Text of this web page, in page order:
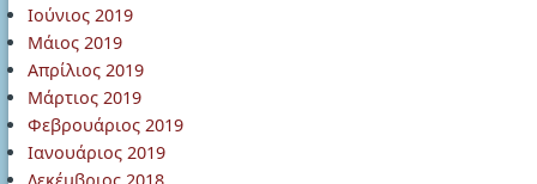
Ιούνιος 2019
Μάιος 2019
Απρίλιος 2019
Μάρτιος 2019
Φεβρουάριος 2019
Ιανουάριος 2019